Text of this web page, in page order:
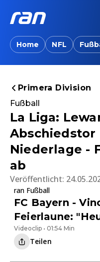
Home NFL
Primera Division
Fußball
La Liga:
Abschiedstor
Niederlage -
ab
Veröffentlicht:
ran Fußball
FC Bayern -
Feierlaune:
Videoclip • 01:54 Min
Teilen